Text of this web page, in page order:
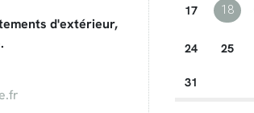
d'extérieur,
17 18
24 25
31